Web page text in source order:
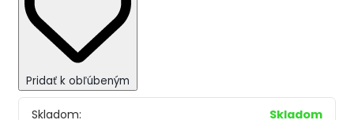
Pridať k obľúbeným
Skladom: Skladom